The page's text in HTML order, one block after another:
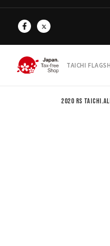
TAICHI
2020 RS